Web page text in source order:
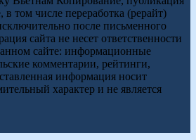
том числе переработка (рерайт)
после письменного
сайта не несет ответственности
сайте: информационные
комментарии, рейтинги,
информация носит
характер и не является